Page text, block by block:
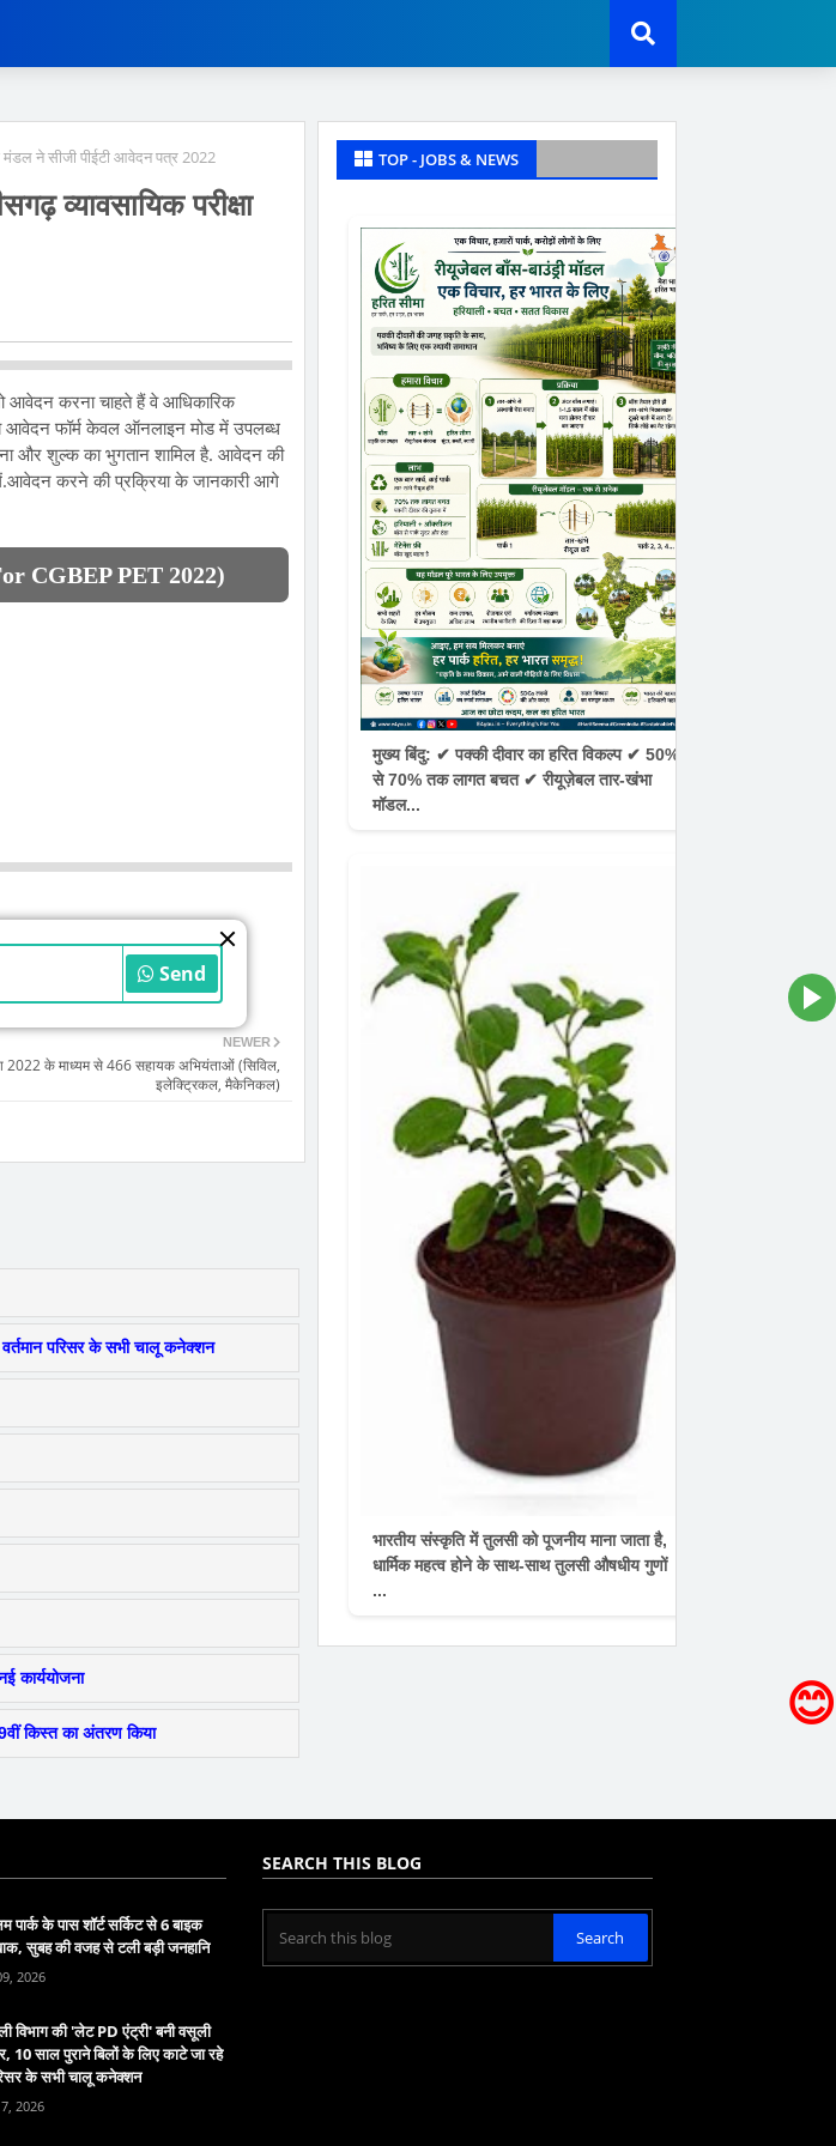
Send
ने सीजी पीईटी आवेदन पत्र 2022
परीक्षा
आवेदन करना चाहते हैं वे आधिकारिक
फॉर्म केवल ऑनलाइन मोड में उपलब्ध
और शुल्क का भुगतान शामिल है. आवेदन की
करने की प्रक्रिया के जानकारी आगे
CGBEP PET 2022)
NEWER
2022 के माध्यम से 466 सहायक अभियंताओं (सिविल,
इलेक्ट्रिकल, मैकेनिकल)
वर्तमान परिसर के सभी चालू कनेक्शन
कार्ययोजना
किस्त का अंतरण किया
😊
TOP - JOBS & NEWS
मुख्य बिंदु: ✔ पक्की दीवार का हरित विकल्प ✔ 50%
से 70% तक लागत बचत ✔ रीयूज़ेबल तार-खंभा
मॉडल...
भारतीय संस्कृति में तुलसी को पूजनीय माना जाता है,
धार्मिक महत्व होने के साथ-साथ तुलसी औषधीय गुणों
...
पार्क के पास शॉर्ट सर्किट से 6 बाइक
सुबह की वजह से टली बड़ी जनहानि
2026
विभाग की 'लेट PD एंट्री' बनी वसूली
10 साल पुराने बिलों के लिए काटे जा रहे
के सभी चालू कनेक्शन
2026
SEARCH THIS BLOG